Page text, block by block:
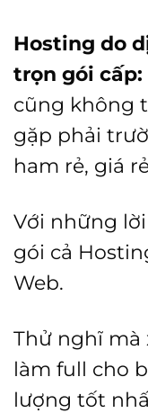
Hosting do
trọn gói cấp:
cũng không
gặp phải
ham rẻ, giá
Với những
gói cả
Web.
Thử nghĩ mà
làm full cho
lượng tốt